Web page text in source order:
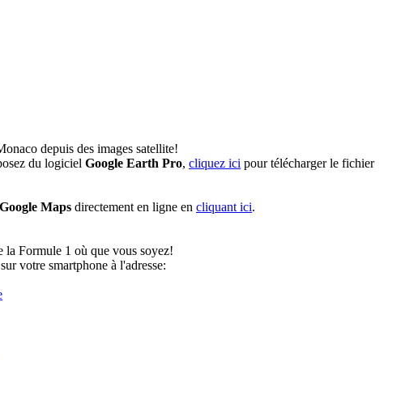
depuis des images satellite!
du logiciel Google Earth Pro, cliquez ici pour télécharger le fichier
Google Maps directement en ligne en cliquant ici.
la Formule 1 où que vous soyez!
votre smartphone à l'adresse: